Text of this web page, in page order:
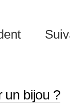
un bijou ?